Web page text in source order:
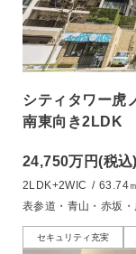
シティタワー虎
南東向き2LDK
24,750万円(税込)
2LDK+2WIC / 63.74
表参道・青山・赤坂
セキュリティ充実